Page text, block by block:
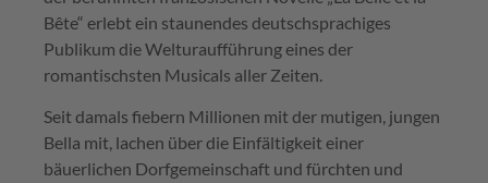
Bête“ erlebt ein staunendes deutschsprachiges
Publikum die Welturaufführung eines der
romantischsten Musicals aller Zeiten.
Seit damals fiebern Millionen mit der mutigen, jungen
Bella mit, lachen über die Einfältigkeit einer
bäuerlichen Dorfgemeinschaft und fürchten und